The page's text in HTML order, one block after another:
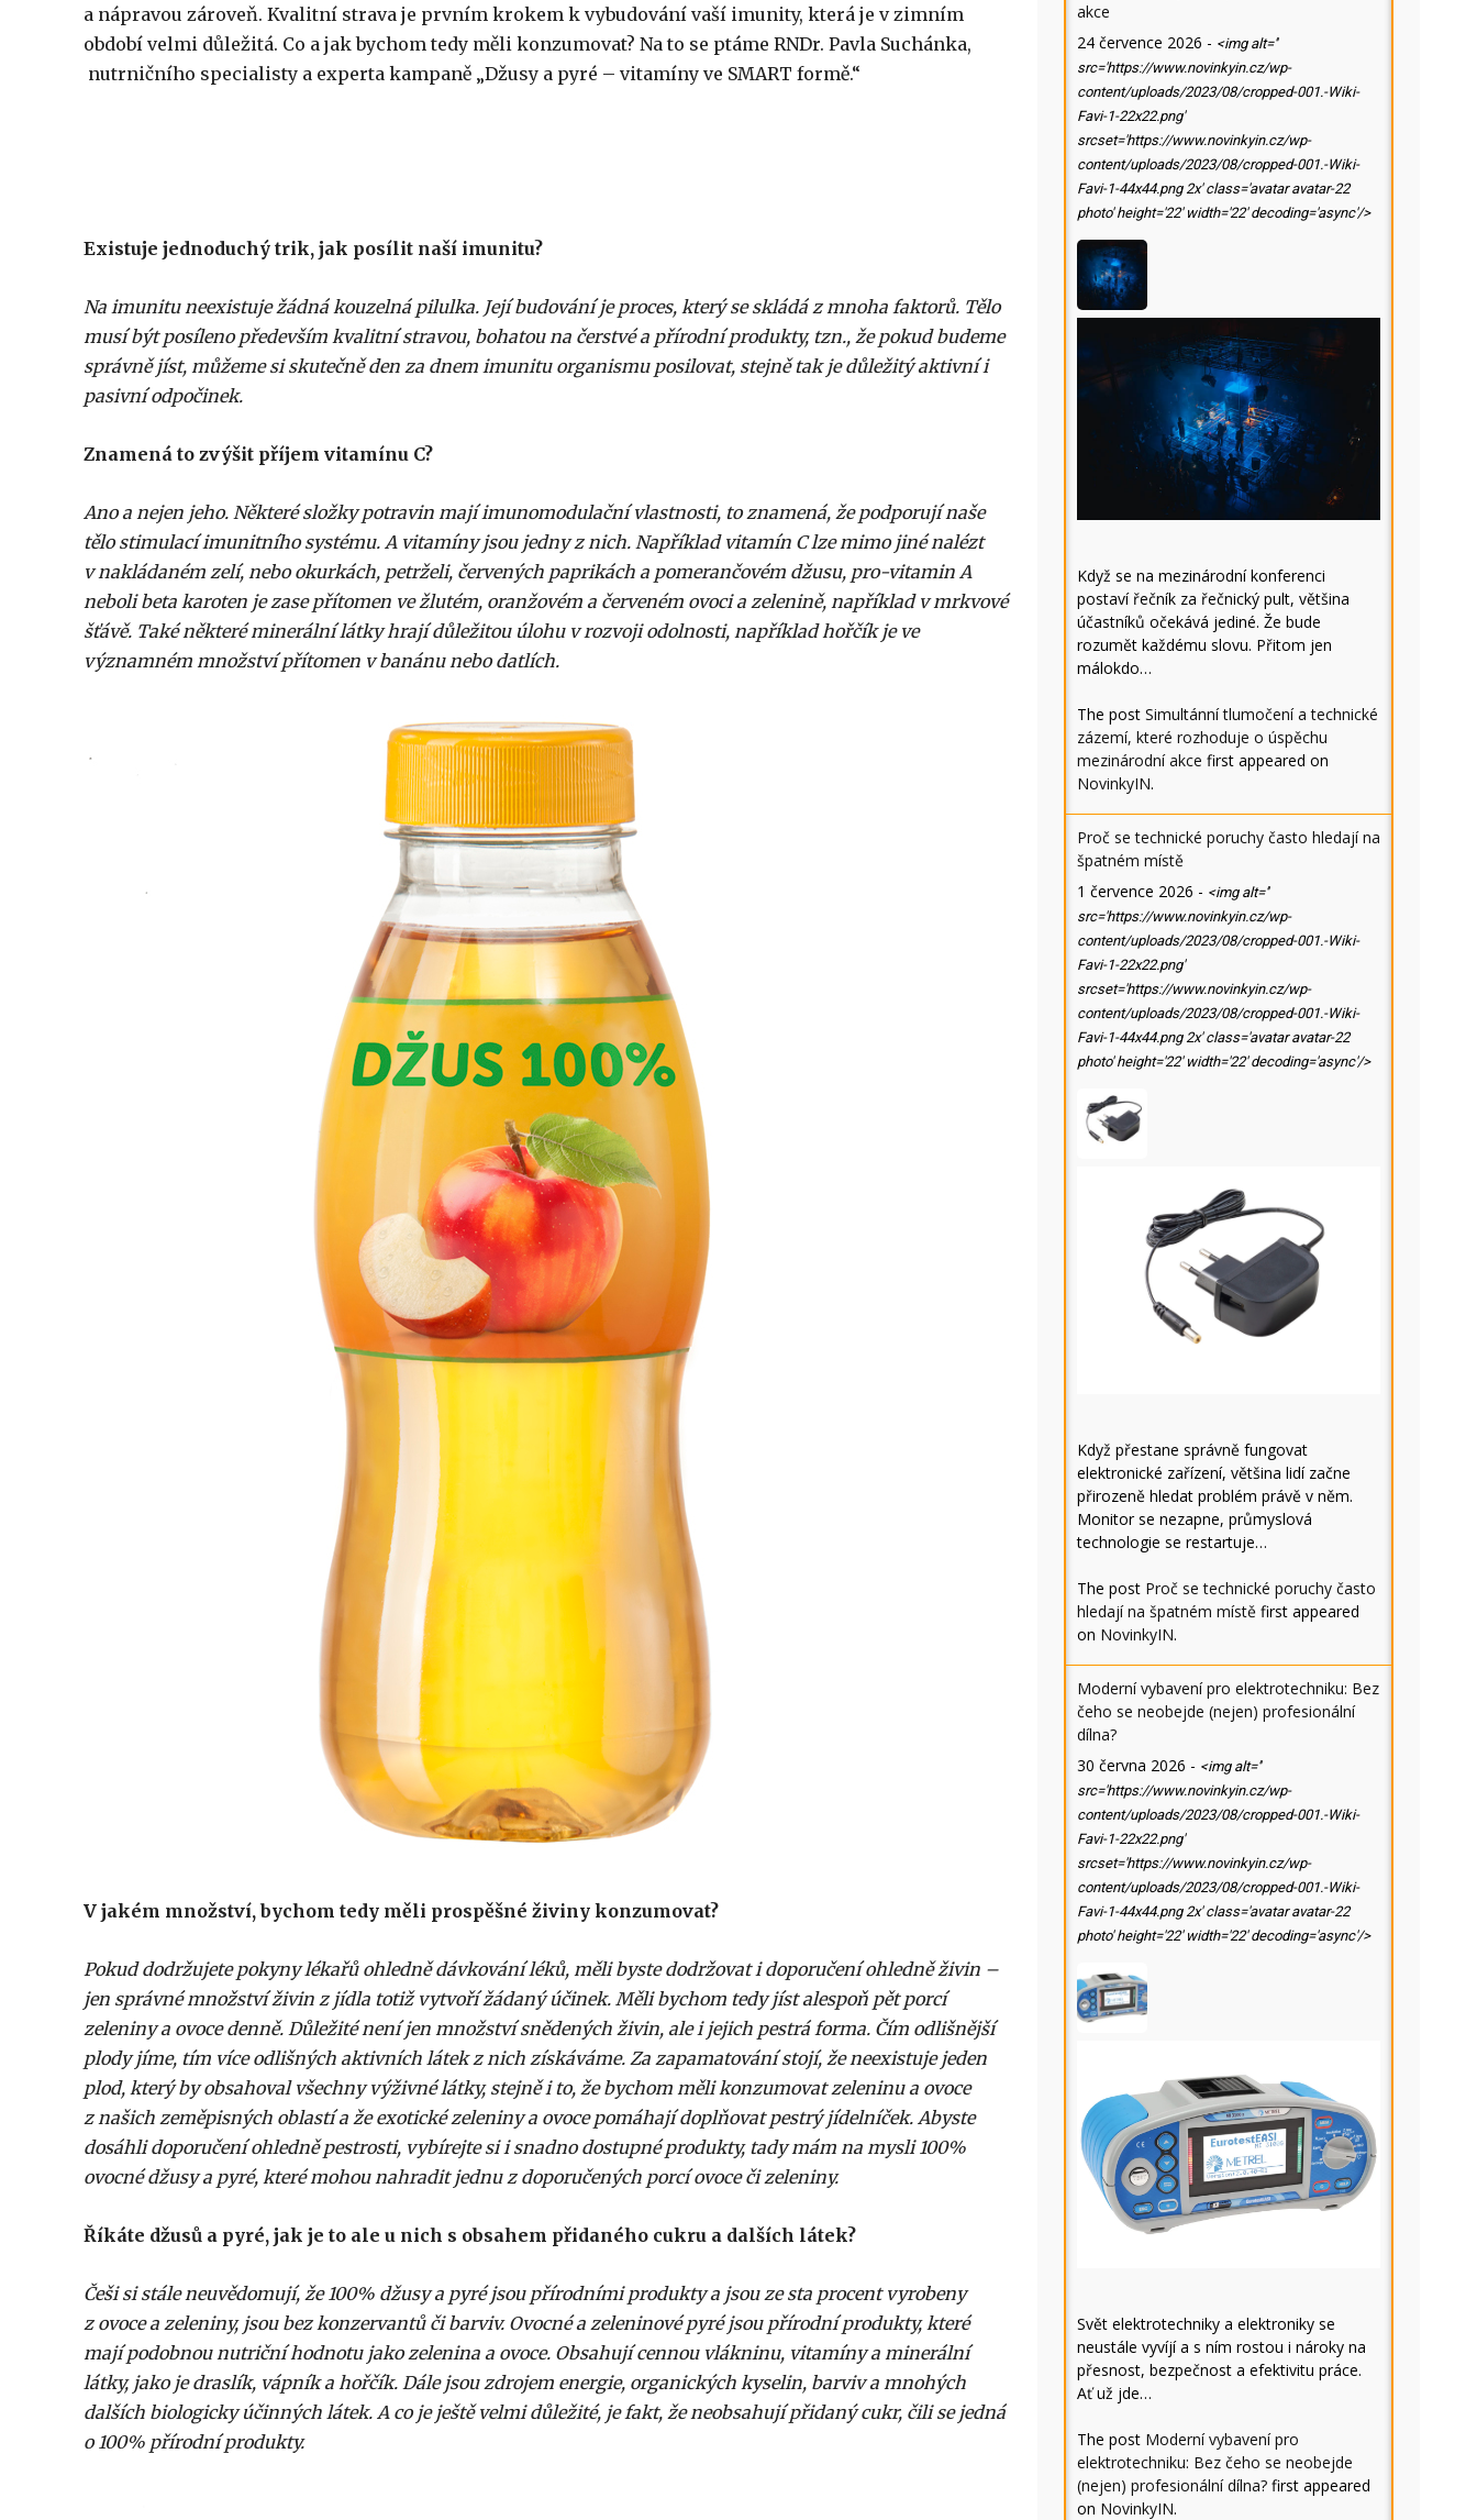
a nápravou zároveň. Kvalitní strava je prvním krokem k vybudování vaší imunity, která je v zimním
období velmi důležitá. Co a jak bychom tedy měli konzumovat? Na to se ptáme RNDr. Pavla Suchánka,
nutrničního specialisty a experta kampaně „Džusy a pyré – vitamíny ve SMART formě.“
Existuje jednoduchý trik, jak posílit naší imunitu?
Na imunitu neexistuje žádná kouzelná pilulka. Její budování je proces, který se skládá z mnoha faktorů. Tělo
musí být posíleno především kvalitní stravou, bohatou na čerstvé a přírodní produkty, tzn., že pokud budeme
správně jíst, můžeme si skutečně den za dnem imunitu organismu posilovat, stejně tak je důležitý aktivní i
pasivní odpočinek.
Znamená to zvýšit příjem vitamínu C?
Ano a nejen jeho. Některé složky potravin mají imunomodulační vlastnosti, to znamená, že podporují naše
tělo stimulací imunitního systému. A vitamíny jsou jedny z nich. Například vitamín C lze mimo jiné nalézt
v nakládaném zelí, nebo okurkách, petrželi, červených paprikách a pomerančovém džusu, pro-vitamin A
neboli beta karoten je zase přítomen ve žlutém, oranžovém a červeném ovoci a zelenině, například v mrkvové
šťávě. Také některé minerální látky hrají důležitou úlohu v rozvoji odolnosti, například hořčík je ve
významném množství přítomen v banánu nebo datlích.
V jakém množství, bychom tedy měli prospěšné živiny konzumovat?
Pokud dodržujete pokyny lékařů ohledně dávkování léků, měli byste dodržovat i doporučení ohledně živin –
jen správné množství živin z jídla totiž vytvoří žádaný účinek. Měli bychom tedy jíst alespoň pět porcí
zeleniny a ovoce denně. Důležité není jen množství snědených živin, ale i jejich pestrá forma. Čím odlišnější
plody jíme, tím více odlišných aktivních látek z nich získáváme. Za zapamatování stojí, že neexistuje jeden
plod, který by obsahoval všechny výživné látky, stejně i to, že bychom měli konzumovat zeleninu a ovoce
z našich zeměpisných oblastí a že exotické zeleniny a ovoce pomáhají doplňovat pestrý jídelníček. Abyste
dosáhli doporučení ohledně pestrosti, vybírejte si i snadno dostupné produkty, tady mám na mysli 100%
ovocné džusy a pyré, které mohou nahradit jednu z doporučených porcí ovoce či zeleniny.
Říkáte džusů a pyré, jak je to ale u nich s obsahem přidaného cukru a dalších látek?
Češi si stále neuvědomují, že 100% džusy a pyré jsou přírodními produkty a jsou ze sta procent vyrobeny
z ovoce a zeleniny, jsou bez konzervantů či barviv. Ovocné a zeleninové pyré jsou přírodní produkty, které
mají podobnou nutriční hodnotu jako zelenina a ovoce. Obsahují cennou vlákninu, vitamíny a minerální
látky, jako je draslík, vápník a hořčík. Dále jsou zdrojem energie, organických kyselin, barviv a mnohých
dalších biologicky účinných látek. A co je ještě velmi důležité, je fakt, že neobsahují přidaný cukr, čili se jedná
o 100% přírodní produkty.
akce
24 července 2026 - <img alt=''
src='https://www.novinkyin.cz/wp-
content/uploads/2023/08/cropped-001.-Wiki-
Favi-1-22x22.png'
srcset='https://www.novinkyin.cz/wp-
content/uploads/2023/08/cropped-001.-Wiki-
Favi-1-44x44.png 2x' class='avatar avatar-22
photo' height='22' width='22' decoding='async'/>
Když se na mezinárodní konferenci
postaví řečník za řečnický pult, většina
účastníků očekává jediné. Že bude
rozumět každému slovu. Přitom jen
málokdo…
The post Simultánní tlumočení a technické
zázemí, které rozhoduje o úspěchu
mezinárodní akce first appeared on
NovinkyIN.
Proč se technické poruchy často hledají na
špatném místě
1 července 2026 - <img alt=''
src='https://www.novinkyin.cz/wp-
content/uploads/2023/08/cropped-001.-Wiki-
Favi-1-22x22.png'
srcset='https://www.novinkyin.cz/wp-
content/uploads/2023/08/cropped-001.-Wiki-
Favi-1-44x44.png 2x' class='avatar avatar-22
photo' height='22' width='22' decoding='async'/>
Když přestane správně fungovat
elektronické zařízení, většina lidí začne
přirozeně hledat problém právě v něm.
Monitor se nezapne, průmyslová
technologie se restartuje…
The post Proč se technické poruchy často
hledají na špatném místě first appeared
on NovinkyIN.
Moderní vybavení pro elektrotechniku: Bez
čeho se neobejde (nejen) profesionální
dílna?
30 června 2026 - <img alt=''
src='https://www.novinkyin.cz/wp-
content/uploads/2023/08/cropped-001.-Wiki-
Favi-1-22x22.png'
srcset='https://www.novinkyin.cz/wp-
content/uploads/2023/08/cropped-001.-Wiki-
Favi-1-44x44.png 2x' class='avatar avatar-22
photo' height='22' width='22' decoding='async'/>
Svět elektrotechniky a elektroniky se
neustále vyvíjí a s ním rostou i nároky na
přesnost, bezpečnost a efektivitu práce.
Ať už jde…
The post Moderní vybavení pro
elektrotechniku: Bez čeho se neobejde
(nejen) profesionální dílna? first appeared
on NovinkyIN.